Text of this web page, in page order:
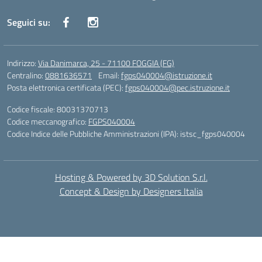
Seguici su:
Indirizzo:Via Danimarca, 25 - 71100 FOGGIA (FG)
Centralino:0881636571 Email:fgps040004@istruzione.it
Posta elettronica certificata (PEC):fgps040004@pec.istruzione.it
Codice fiscale: 80031370713
Codice meccanografico: FGPS040004
Codice Indice delle Pubbliche Amministrazioni (IPA): istsc_fgps040004
Hosting & Powered by 3D Solution S.r.l.
Concept & Design by Designers Italia